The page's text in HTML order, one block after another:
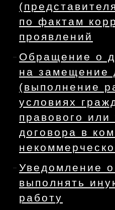
по фактам
проявлений
Обращение о
на замещение
(выполнение
условиях
правового или
договора в
Уведомление
выполнять
работу